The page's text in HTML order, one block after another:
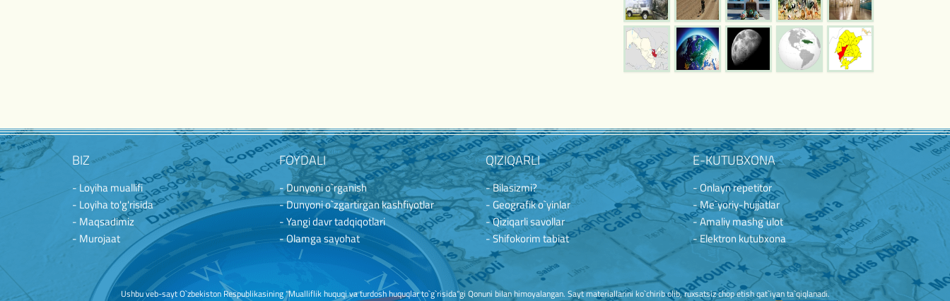
BIZ
- Loyiha muallifi
- Loyiha to'g'risida
- Maqsadimiz
- Murojaat
FOYDALI
- Dunyoni o`rganish
- Dunyoni o`zgartirgan kashfiyotlar
- Yangi davr tadqiqotlari
- Olamga sayohat
QIZIQARLI
- Bilasizmi?
- Geografik o`yinlar
- Qiziqarli savollar
- Shifokorim tabiat
E-KUTUBXONA
- Onlayn repetitor
- Me`yoriy-hujjatlar
- Amaliy mashg`ulot
- Elektron kutubxona
Ushbu veb-sayt O`zbekiston Respublikasining "Mualliflik huquqi va turdosh huquqlar to`g`risida"gi Qonuni bilan himoyalangan. Sayt materiallarini ko`chirib olib, ruxsatsiz chop etish qat`iyan ta`qiqlanadi.